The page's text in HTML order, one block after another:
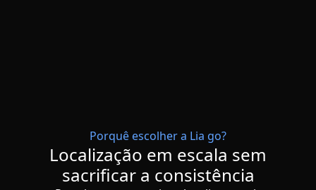
Porquê escolher a Lia go?
Localização em escala sem
sacrificar a consistência